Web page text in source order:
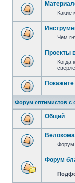
Какие
Чем
Проекты
Когда
Форум оптимистов с
Общий
Форум
Форум